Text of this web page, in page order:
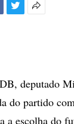
deputado
do partido
a escolha do